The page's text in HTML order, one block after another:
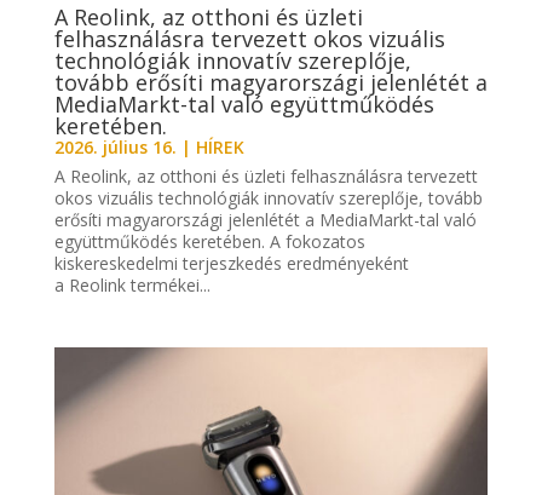
A Reolink, az otthoni és üzleti
felhasználásra tervezett okos vizuális
technológiák innovatív szereplője,
tovább erősíti magyarországi jelenlétét a
MediaMarkt-tal való együttműködés
keretében.
2026. július 16. | HÍREK
A Reolink, az otthoni és üzleti felhasználásra tervezett
okos vizuális technológiák innovatív szereplője, tovább
erősíti magyarországi jelenlétét a MediaMarkt-tal való
együttműködés keretében. A fokozatos
kiskereskedelmi terjeszkedés eredményeként
a Reolink termékei...